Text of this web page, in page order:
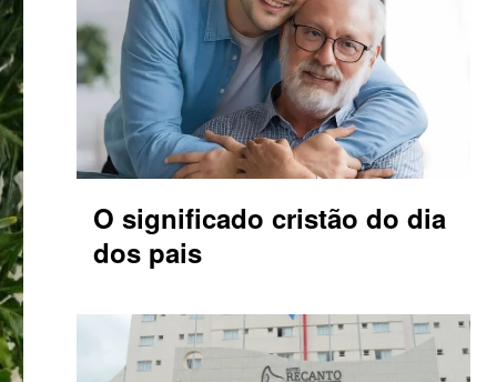
O significado cristão do dia
dos pais